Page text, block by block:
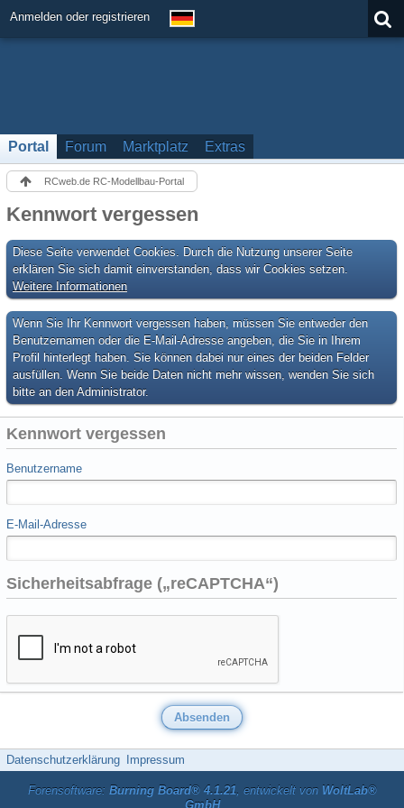
Anmelden oder registrieren
Portal Forum Marktplatz Extras
RCweb.de RC-Modellbau-Portal
Kennwort vergessen
Diese Seite verwendet Cookies. Durch die Nutzung unserer Seite
erklären Sie sich damit einverstanden, dass wir Cookies setzen.
Weitere Informationen
Wenn Sie Ihr Kennwort vergessen haben, müssen Sie entweder den
Benutzernamen oder die E-Mail-Adresse angeben, die Sie in Ihrem
Profil hinterlegt haben. Sie können dabei nur eines der beiden Felder
ausfüllen. Wenn Sie beide Daten nicht mehr wissen, wenden Sie sich
bitte an den Administrator.
Kennwort vergessen
Benutzername
E-Mail-Adresse
Sicherheitsabfrage („reCAPTCHA“)
Datenschutzerklärung Impressum
Forensoftware: Burning Board® 4.1.21, entwickelt von WoltLab®
GmbH